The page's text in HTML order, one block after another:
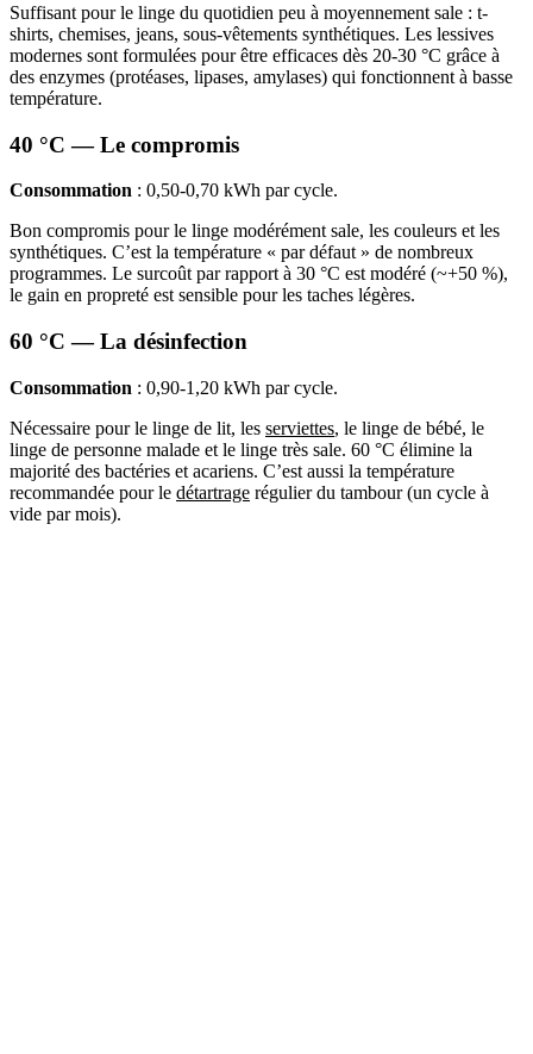
Suffisant pour le linge du quotidien peu à moyennement sale : t-
shirts, chemises, jeans, sous-vêtements synthétiques. Les lessives
modernes sont formulées pour être efficaces dès 20-30 °C grâce à
des enzymes (protéases, lipases, amylases) qui fonctionnent à basse
température.
40 °C — Le compromis
Consommation : 0,50-0,70 kWh par cycle.
Bon compromis pour le linge modérément sale, les couleurs et les
synthétiques. C’est la température « par défaut » de nombreux
programmes. Le surcoût par rapport à 30 °C est modéré (~+50 %),
le gain en propreté est sensible pour les taches légères.
60 °C — La désinfection
Consommation : 0,90-1,20 kWh par cycle.
Nécessaire pour le linge de lit, les serviettes, le linge de bébé, le
linge de personne malade et le linge très sale. 60 °C élimine la
majorité des bactéries et acariens. C’est aussi la température
recommandée pour le détartrage régulier du tambour (un cycle à
vide par mois).